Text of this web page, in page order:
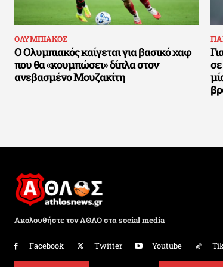
ΟΛΥΜΠΙΑΚΟΣ
Ο Ολυμπιακός καίγεται για βασικό χαφ
που θα «κουμπώσει» δίπλα στον
ανεβασμένο Μουζακίτη
Ακολουθήστε τον ΑΘΛΟ στα social media
Facebook Twitter Youtube